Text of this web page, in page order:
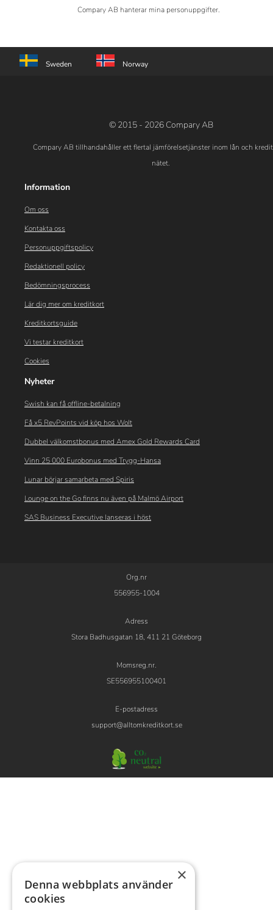
Compary AB hanterar mina personuppgifter.
Sweden Norway
© 2015 - 2026 Compary AB
Compary AB tillhandahåller ett flertal jämförelsetjänster inom lån och
nätet.
Information
Om oss
Kontakta oss
Personuppgiftspolicy
Redaktionell policy
Bedömningsprocess
Lär dig mer om kreditkort
Kreditkortsguide
Vi testar kreditkort
Cookies
Nyheter
Swish kan få offline-betalning
Få x5 RevPoints vid köp hos Wolt
Dubbel välkomstbonus med Amex Gold Rewards Card
Vinn 25 000 Eurobonus med Trygg-Hansa
Lunar börjar samarbeta med Spiris
Lounge on the Go finns nu även på Malmö Airport
SAS Business Executive lanseras i höst
Org.nr
556955-1004
Adress
Stora Badhusgatan 18, 411 21 Göteborg
Momsreg.nr.
SE556955100401
E-postadress
support@alltomkreditkort.se
×
Denna webbplats använder
cookies